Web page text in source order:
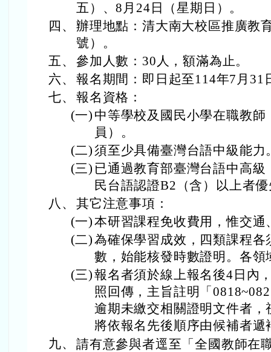
五）、8月24日（星期日）。
四、 辦理地點：清大南大校區推廣教
號）。
五、 參加人數：30人，額滿為止。
六、 報名期間：即日起至114年7月31
七、 報名資格：
(一) 中等學校及國民小學在職教
員）。
(二) 須至少具備臺灣台語中級能力
(三) 已通過教育部臺灣台語中高
民台語認證B2（含）以上者
八、 其它注意事項：
(一)本研習課程免收費用，惟交
(二)為確保學習成效，四類課程
數，始能核發時數證明。各
(三)報名者須於線上報名後4日內
照回傳，主旨註明「
逾期未繳交相關證明文件者
將依報名先後順序由候補者遞
九、 請有意參與者逕至「全國教師在